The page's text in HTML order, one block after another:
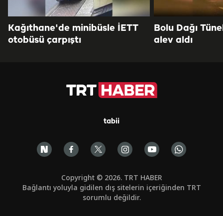
Kağıthane'de minibüsle İETT
otobüsü çarpıştı
Bolu Dağı
alev aldı
tabii
Copyright © 2026. TRT HABER
Bağlantı yoluyla gidilen dış sitelerin içeriğinden TRT
sorumlu değildir.